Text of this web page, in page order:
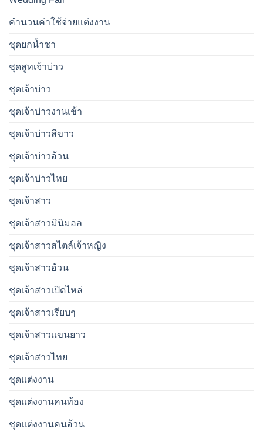
คำนวนค่าใช้จ่ายแต่งงาน
ชุดยกน้ำชา
ชุดสูทเจ้าบ่าว
ชุดเจ้าบ่าว
ชุดเจ้าบ่าวงานเช้า
ชุดเจ้าบ่าวสีขาว
ชุดเจ้าบ่าวอ้วน
ชุดเจ้าบ่าวไทย
ชุดเจ้าสาว
ชุดเจ้าสาวมินิมอล
ชุดเจ้าสาวสไตล์เจ้าหญิง
ชุดเจ้าสาวอ้วน
ชุดเจ้าสาวเปิดไหล่
ชุดเจ้าสาวเรียบๆ
ชุดเจ้าสาวเเขนยาว
ชุดเจ้าสาวไทย
ชุดแต่งงาน
ชุดแต่งงานคนท้อง
ชุดแต่งงานคนอ้วน